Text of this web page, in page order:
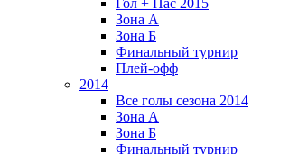
Гол + Пас 2015
Зона А
Зона Б
Финальный турнир
Плей-офф
2014
Все голы сезона 2014
Зона А
Зона Б
Финальный турнир